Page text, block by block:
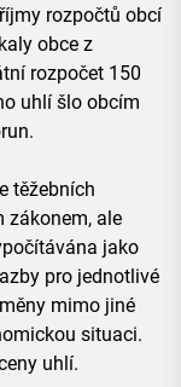
rozpočtů obcí
obce z
rozpočet 150
uhlí šlo obcím
těžebních
zákonem, ale
jako
pro jednotlivé
mimo jiné
situaci.
uhlí.